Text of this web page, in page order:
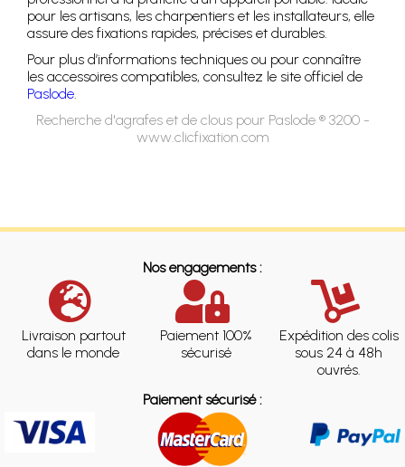
pour les artisans, les charpentiers et les installateurs, elle
assure des fixations rapides, précises et durables.
Pour plus d’informations techniques ou pour connaître
les accessoires compatibles, consultez le site officiel de
Paslode.
Recherche d'agrafes et de clous pour Paslode ® 3200 -
www.clicfixation.com
Nos engagements :
Livraison partout
dans le monde
Paiement 100%
sécurisé
Expédition des colis
sous 24 à 48h
ouvrés.
Paiement sécurisé :